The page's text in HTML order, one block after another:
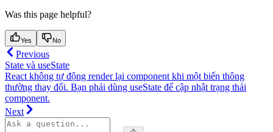
Was this page helpful?
Yes No
Previous
State và useState
React không tự động render lại component khi một biến thông
thường thay đổi. Bạn phải dùng useState để cập nhật trạng thái
component.
Next